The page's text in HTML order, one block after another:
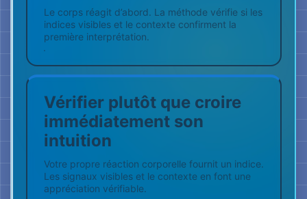
Du calme plutôt que des
suppositions
Lorsque davantage d’informations sont visibles
zones d’incertitude par des scénarios de danger.
BRAIN-SHOT ACADEMY